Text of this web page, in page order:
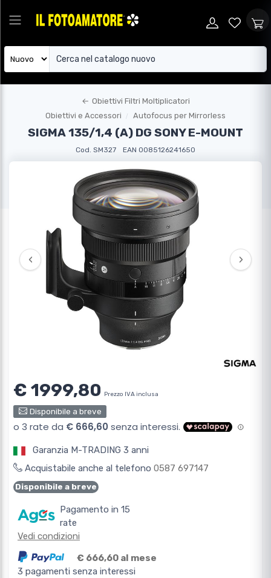
← Obiettivi Filtri Moltiplicatori
Obiettivi e Accessori
Autofocus per Mirrorless
SIGMA 135/1,4 (A) DG SONY E-MOUNT
Cod. SM327 EAN 0085126241650
‹ ›
€ 1999,80 Prezzo IVA inclusa
Disponibile a breve
Garanzia M-TRADING 3 anni
Acquistabile anche al telefono 0587 697147
Disponibile a breve
Pagamento in 15
rate
Vedi condizioni
€ 666,60 al mese
3 pagamenti senza interessi